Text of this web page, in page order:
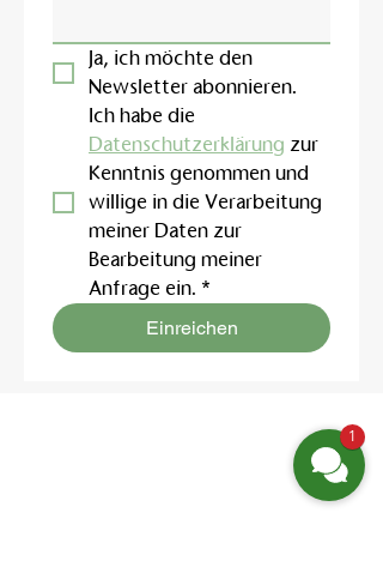
Ja, ich möchte den
Newsletter abonnieren.
Datenschutzerklärung zur
Kenntnis genommen und
willige in die Verarbeitung
meiner Daten zur
Bearbeitung meiner
Anfrage ein. *
Einreichen
1